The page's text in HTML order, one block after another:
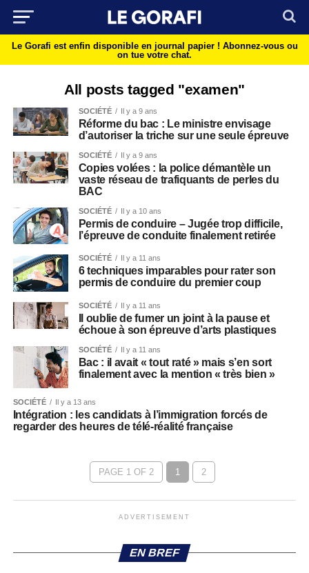
Le Gorafi est enfin disponible en journal papier ! Abonnez-vous ou
on tue votre chat.
All posts tagged "examen"
SOCIÉTÉ Il y a 9 ans
Réforme du bac : Le ministre envisage
d’autoriser la triche sur une seule épreuve
SOCIÉTÉ Il y a 9 ans
Copies volées : la police démantèle un
vaste réseau de trafiquants de perles du
BAC
SOCIÉTÉ Il y a 10 ans
Permis de conduire – Jugée trop difficile,
l’épreuve de conduite finalement retirée
SOCIÉTÉ Il y a 11 ans
6 techniques imparables pour rater son
permis de conduire du premier coup
SOCIÉTÉ Il y a 11 ans
Il oublie de fumer un joint à la pause et
échoue à son épreuve d’arts plastiques
SOCIÉTÉ Il y a 11 ans
Bac : il avait « tout raté » mais s’en sort
finalement avec la mention « très bien »
SOCIÉTÉ Il y a 13 ans
Intégration : les candidats à l’immigration forcés de
regarder des heures de télé-réalité française
PAGE 1 OF 2 1 2
ADVERTISEMENT
EN BREF